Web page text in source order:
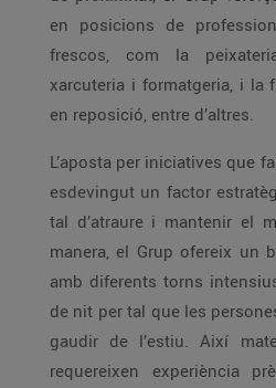
en posicions de
frescos, com la
xarcuteria i formatgeria, i la
en reposició, entre d’altres.
L’aposta per iniciatives que
esdevingut un factor
tal d’atraure i mantenir el
manera, el Grup ofereix un
amb diferents torns
de nit per tal que les
gaudir de l’estiu. Així
requereixen experiència